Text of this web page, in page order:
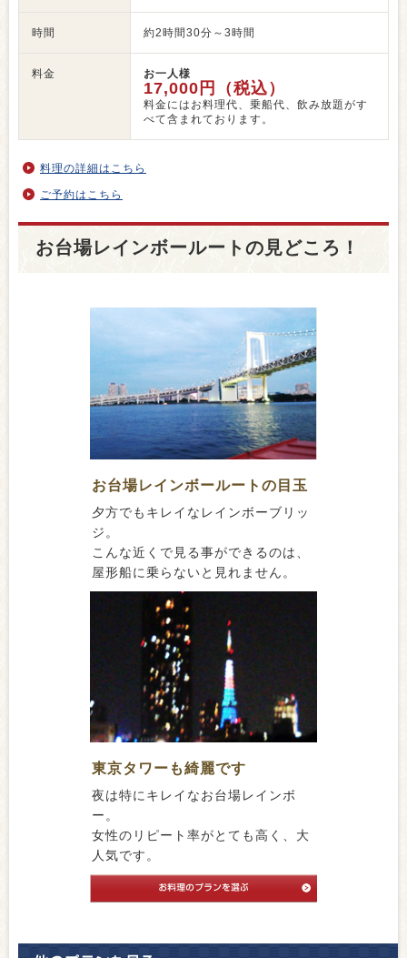
時間 約2時間30分～3時間
料金 お一人様
17,000円（税込）
料金にはお料理代、乗船代、飲み放題がす
べて含まれております。
料理の詳細はこちら
ご予約はこちら
お台場レインボールートの見どころ！
お台場レインボールートの目玉
夕方でもキレイなレインボーブリッ
ジ。
こんな近くで見る事ができるのは、
屋形船に乗らないと見れません。
東京タワーも綺麗です
夜は特にキレイなお台場レインボ
ー。
女性のリピート率がとても高く、大
人気です。